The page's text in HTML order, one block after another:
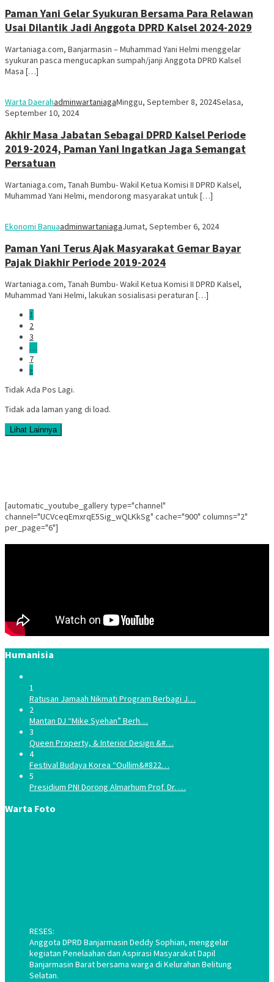
Paman Yani Gelar Syukuran Bersama Para Relawan
Usai Dilantik Jadi Anggota DPRD Kalsel 2024-2029
Wartaniaga.com, Banjarmasin – Muhammad Yani Helmi menggelar
syukuran pasca mengucapkan sumpah/janji Anggota DPRD Kalsel
Masa […]
Warta DaerahadminwartaniagaMinggu, September 8, 2024Selasa,
September 10, 2024
Akhir Masa Jabatan Sebagai DPRD Kalsel Periode
2019-2024, Paman Yani Ingatkan Jaga Semangat
Persatuan
Wartaniaga.com, Tanah Bumbu- Wakil Ketua Komisi II DPRD Kalsel,
Muhammad Yani Helmi, mendorong masyarakat untuk […]
Ekonomi BanuaadminwartaniagaJumat, September 6, 2024
Paman Yani Terus Ajak Masyarakat Gemar Bayar
Pajak Diakhir Periode 2019-2024
Wartaniaga.com, Tanah Bumbu- Wakil Ketua Komisi II DPRD Kalsel,
Muhammad Yani Helmi, lakukan sosialisasi peraturan […]
1
2
3
…
7
»
Tidak Ada Pos Lagi.
Tidak ada laman yang di load.
Lihat Lainnya
[automatic_youtube_gallery type="channel"
channel="UCVceqEmxrqE5Sig_wQLKkSg" cache="900" columns="2"
per_page="6"]
Humanisia
1
Ratusan Jamaah Nikmati Program Berbagi J…
2
Mantan DJ “Mike Syehan” Berh…
3
Queen Property, & Interior Design &#…
4
Festival Budaya Korea “Oullim&#822…
5
Presidium PNI Dorong Almarhum Prof. Dr. …
Warta Foto
RESES:
Anggota DPRD Banjarmasin Deddy Sophian, menggelar
kegiatan Penelaahan dan Aspirasi Masyarakat Dapil
Banjarmasin Barat bersama warga di Kelurahan Belitung
Selatan.